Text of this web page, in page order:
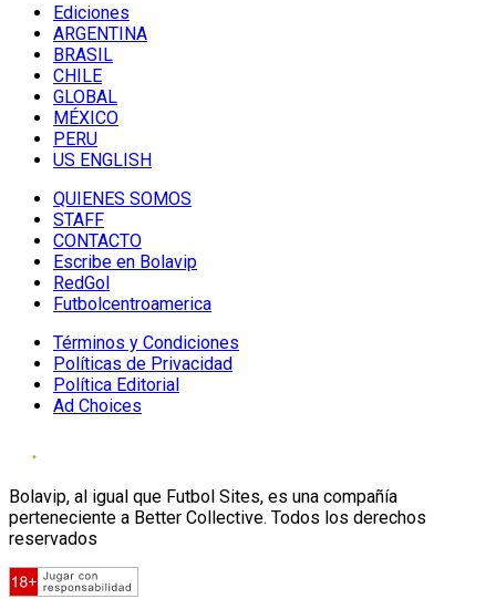
Ediciones
ARGENTINA
BRASIL
CHILE
GLOBAL
MÉXICO
PERU
US ENGLISH
QUIENES SOMOS
STAFF
CONTACTO
Escribe en Bolavip
RedGol
Futbolcentroamerica
Términos y Condiciones
Políticas de Privacidad
Política Editorial
Ad Choices
Bolavip, al igual que Futbol Sites, es una compañía
perteneciente a Better Collective. Todos los derechos
reservados